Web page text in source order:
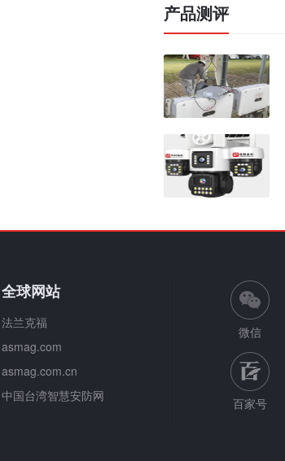
产品测评
全球网站
法兰克福
asmag.com
asmag.com.cn
中国台湾智慧安防网
微信
百家号